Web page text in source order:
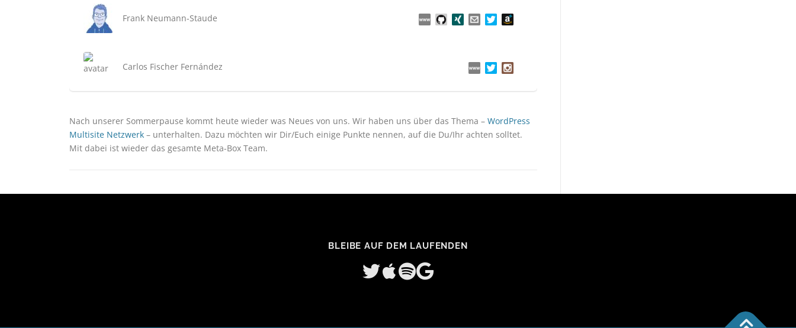
Frank Neumann-Staude
Carlos Fischer Fernández
Nach unserer Sommerpause kommt heute wieder was Neues von uns. Wir haben uns über das Thema – WordPress
Multisite Netzwerk – unterhalten. Dazu möchten wir Dir/Euch einige Punkte nennen, auf die Du/Ihr achten solltet.
Mit dabei ist wieder das gesamte Meta-Box Team.
BLEIBE AUF DEM LAUFENDEN